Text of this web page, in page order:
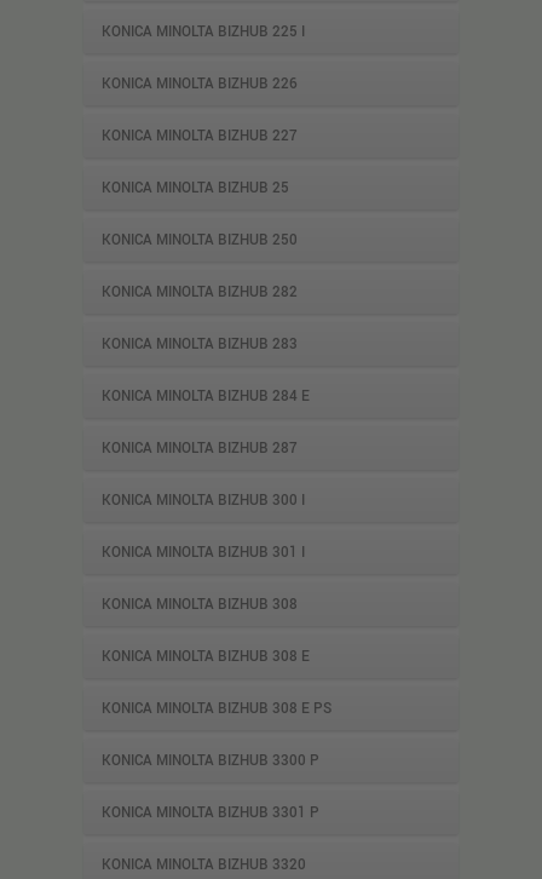
KONICA MINOLTA BIZHUB 225 I
KONICA MINOLTA BIZHUB 226
KONICA MINOLTA BIZHUB 227
KONICA MINOLTA BIZHUB 25
KONICA MINOLTA BIZHUB 250
KONICA MINOLTA BIZHUB 282
KONICA MINOLTA BIZHUB 283
KONICA MINOLTA BIZHUB 284 E
KONICA MINOLTA BIZHUB 287
KONICA MINOLTA BIZHUB 300 I
KONICA MINOLTA BIZHUB 301 I
KONICA MINOLTA BIZHUB 308
KONICA MINOLTA BIZHUB 308 E
KONICA MINOLTA BIZHUB 308 E PS
KONICA MINOLTA BIZHUB 3300 P
KONICA MINOLTA BIZHUB 3301 P
KONICA MINOLTA BIZHUB 3320